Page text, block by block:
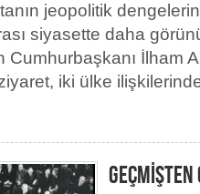
jeopolitik
siyasette daha
İlham
iki ülke